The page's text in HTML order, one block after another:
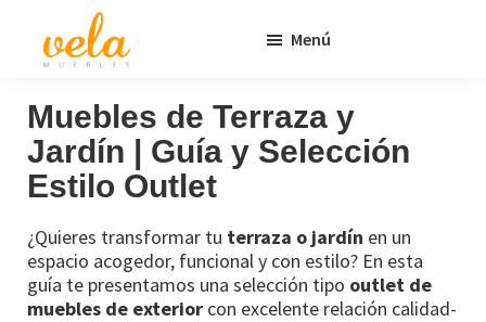
principal
página
Muebles
Baratos
Online
Outlet
Menú
Muebles de Terraza y
Jardín | Guía y Selección
Estilo Outlet
¿Quieres transformar tu terraza o jardín en un
espacio acogedor, funcional y con estilo? En esta
guía te presentamos una selección tipo outlet de
muebles de exterior con excelente relación calidad-